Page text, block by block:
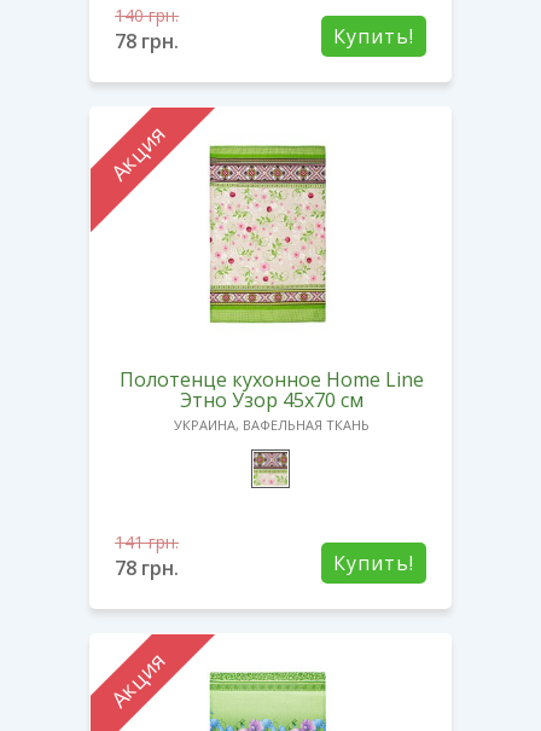
Купить!
140грн.
78 грн.
Акция
Полотенце кухонное Home Line
Этно Узор 45х70 см
УКРАИНА, ВАФЕЛЬНАЯ ТКАНЬ
Купить!
141грн.
78 грн.
Акция